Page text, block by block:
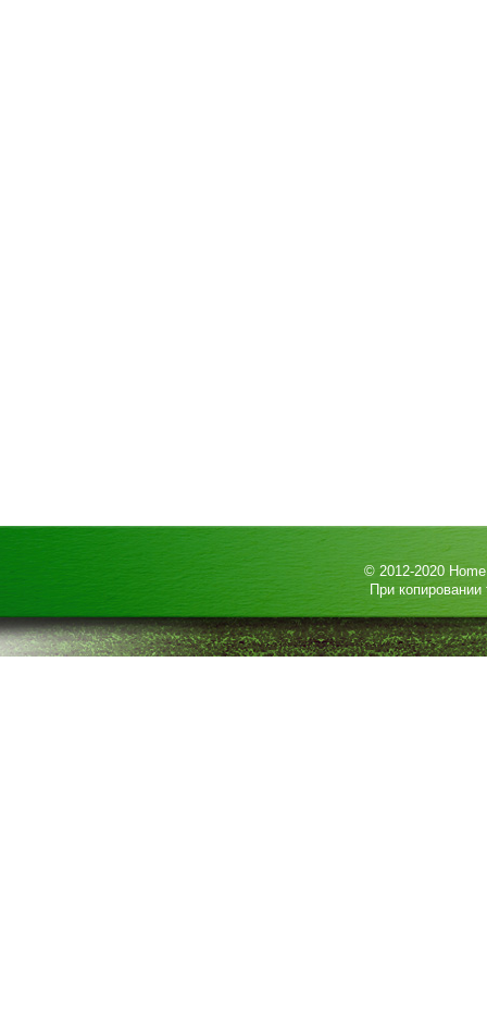
© 2012-2020
При